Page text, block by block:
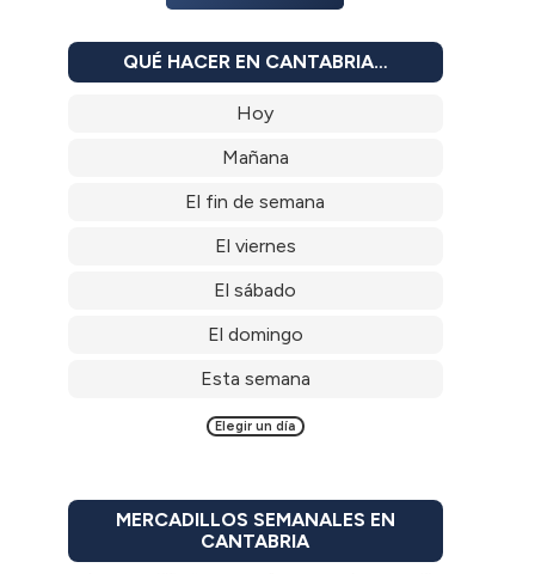
QUÉ HACER EN CANTABRIA…
Hoy
Mañana
El fin de semana
El viernes
El sábado
El domingo
Esta semana
Elegir un día
MERCADILLOS SEMANALES EN
CANTABRIA